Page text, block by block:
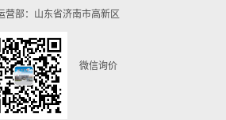
营部：山东省济南市高新区
微信询价